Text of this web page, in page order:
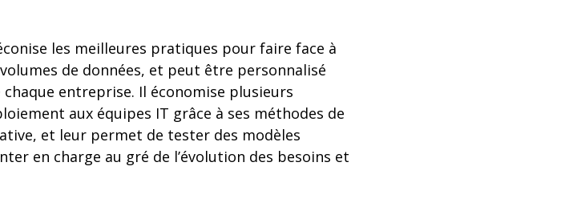
les meilleures pratiques pour faire face à
de données, et peut être personnalisé
entreprise. Il économise plusieurs
aux équipes IT grâce à ses méthodes de
et leur permet de tester des modèles
en charge au gré de l’évolution des besoins et